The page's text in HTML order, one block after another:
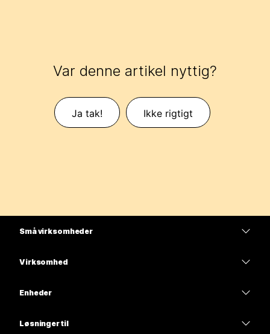
Var denne artikel nyttig?
Ja tak! Ikke rigtigt
Små virksomheder
Virksomhed
Enheder
Løsninger til